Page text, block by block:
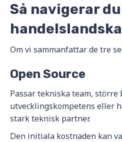
Så navigerar
Om vi sammanfattar de tre
Open Source
Passar tekniska team, större
utvecklingskompetens eller
stark teknisk partner.
Den initiala kostnaden kan